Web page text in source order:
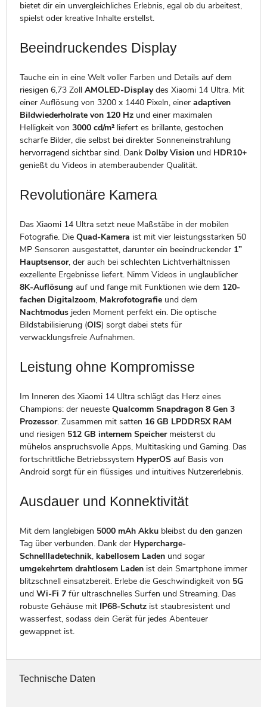
bietet dir ein unvergleichliches Erlebnis, egal ob du arbeitest,
spielst oder kreative Inhalte erstellst.
Beeindruckendes Display
Tauche ein in eine Welt voller Farben und Details auf dem
riesigen 6,73 Zoll AMOLED-Displaydes Xiaomi 14 Ultra. Mit
einer Auflösung von 3200 x 1440 Pixeln, einer adaptiven
Bildwiederholrate von 120 Hzund einer maximalen
Helligkeit von 3000 cd/m²liefert es brillante, gestochen
scharfe Bilder, die selbst bei direkter Sonneneinstrahlung
hervorragend sichtbar sind. Dank Dolby Visionund HDR10+
genießt du Videos in atemberaubender Qualität.
Revolutionäre Kamera
Das Xiaomi 14 Ultra setzt neue Maßstäbe in der mobilen
Fotografie. Die Quad-Kamera ist mit vier leistungsstarken 50
MP Sensoren ausgestattet, darunter ein beeindruckender 1”
Hauptsensor, der auch bei schlechten Lichtverhältnissen
exzellente Ergebnisse liefert. Nimm Videos in unglaublicher
8K-Auflösung auf und fange mit Funktionen wie dem 120-
fachen Digitalzoom, Makrofotografieund dem
Nachtmodusjeden Moment perfekt ein. Die optische
Bildstabilisierung (OIS) sorgt dabei stets für
verwacklungsfreie Aufnahmen.
Leistung ohne Kompromisse
Im Inneren des Xiaomi 14 Ultra schlägt das Herz eines
Champions: der neueste Qualcomm Snapdragon 8 Gen 3
Prozessor. Zusammen mit satten 16 GB LPDDR5X RAM
und riesigen 512 GB internem Speichermeisterst du
mühelos anspruchsvolle Apps, Multitasking und Gaming. Das
fortschrittliche Betriebssystem HyperOSauf Basis von
Android sorgt für ein flüssiges und intuitives Nutzererlebnis.
Ausdauer und Konnektivität
Mit dem langlebigen 5000 mAh Akkubleibst du den ganzen
Tag über verbunden. Dank der Hypercharge-
Schnellladetechnik, kabellosem Ladenund sogar
umgekehrtem drahtlosem Ladenist dein Smartphone immer
blitzschnell einsatzbereit. Erlebe die Geschwindigkeit von 5G
und Wi-Fi 7für ultraschnelles Surfen und Streaming. Das
robuste Gehäuse mit IP68-Schutzist staubresistent und
wasserfest, sodass dein Gerät für jedes Abenteuer
gewappnet ist.
Technische Daten